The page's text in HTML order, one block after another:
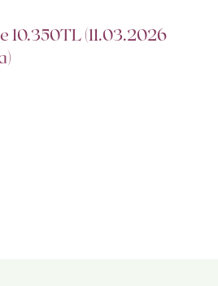
10.350TL (11.03.2026